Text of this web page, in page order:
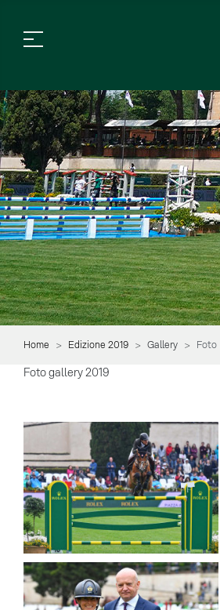
Home Edizione 2019 Gallery Foto
Foto gallery 2019